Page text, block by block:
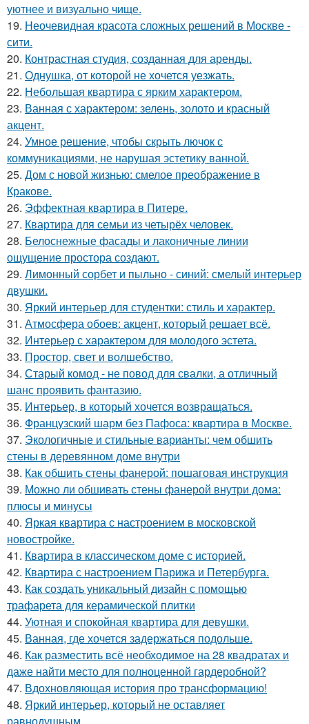
уютнее и визуально чище.
19. Неочевидная красота сложных решений в Москве -
сити.
20. Контрастная студия, созданная для аренды.
21. Однушка, от которой не хочется уезжать.
22. Небольшая квартира с ярким характером.
23. Ванная с характером: зелень, золото и красный
акцент.
24. Умное решение, чтобы скрыть лючок с
коммуникациями, не нарушая эстетику ванной.
25. Дом с новой жизнью: смелое преображение в
Кракове.
26. Эффектная квартира в Питере.
27. Квартира для семьи из четырёх человек.
28. Белоснежные фасады и лаконичные линии
ощущение простора создают.
29. Лимонный сорбет и пыльно - синий: смелый интерьер
двушки.
30. Яркий интерьер для студентки: стиль и характер.
31. Атмосфера обоев: акцент, который решает всё.
32. Интерьер с характером для молодого эстета.
33. Простор, свет и волшебство.
34. Старый комод - не повод для свалки, а отличный
шанс проявить фантазию.
35. Интерьер, в который хочется возвращаться.
36. Французский шарм без Пафоса: квартира в Москве.
37. Экологичные и стильные варианты: чем обшить
стены в деревянном доме внутри
38. Как обшить стены фанерой: пошаговая инструкция
39. Можно ли обшивать стены фанерой внутри дома:
плюсы и минусы
40. Яркая квартира с настроением в московской
новостройке.
41. Квартира в классическом доме с историей.
42. Квартира с настроением Парижа и Петербурга.
43. Как создать уникальный дизайн с помощью
трафарета для керамической плитки
44. Уютная и спокойная квартира для девушки.
45. Ванная, где хочется задержаться подольше.
46. Как разместить всё необходимое на 28 квадратах и
даже найти место для полноценной гардеробной?
47. Вдохновляющая история про трансформацию!
48. Яркий интерьер, который не оставляет